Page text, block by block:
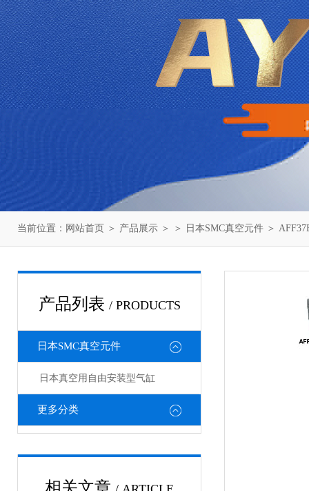
当前位置： 网站首页 ＞ 产品展示 ＞ ＞ 日本SMC真空元件 ＞
产品列表 / PRODUCTS
日本SMC真空元件
日本真空用自由安装型气缸
更多分类